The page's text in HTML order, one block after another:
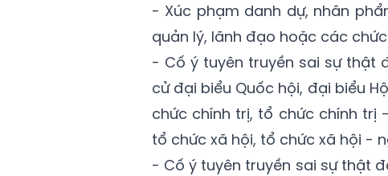
- Xúc phạm danh dự, nhân
quản lý, lãnh đạo hoặc các
- Cố ý tuyên truyền sai sự thật
cử đại biểu Quốc hội, đại biểu
chức chính trị, tổ chức chính trị
tổ chức xã hội, tổ chức xã hội -
- Cố ý tuyên truyền sai sự thật